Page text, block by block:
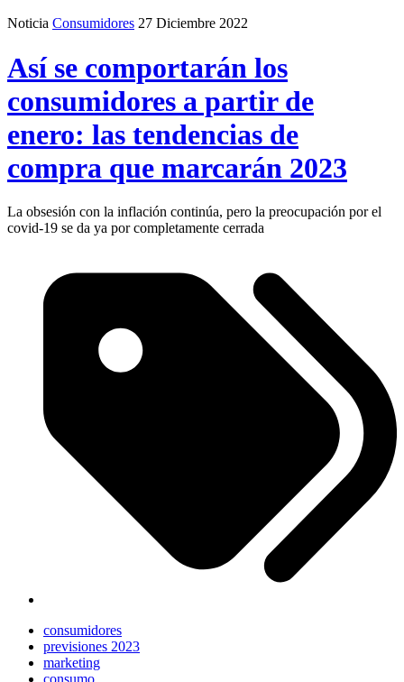
Noticia Consumidores 27 Diciembre 2022
Así se comportarán los
consumidores a partir de
enero: las tendencias de
compra que marcarán 2023
La obsesión con la inflación continúa, pero la preocupación por el
covid-19 se da ya por completamente cerrada
consumidores
previsiones 2023
marketing
consumo